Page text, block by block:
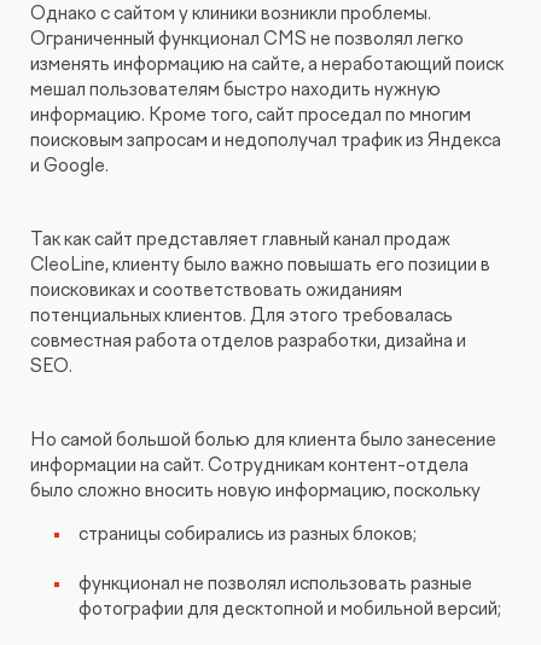
Однако с сайтом у клиники возникли проблемы.
Ограниченный функционал CMS не позволял легко
изменять информацию на сайте, а неработающий поиск
мешал пользователям быстро находить нужную
информацию. Кроме того, сайт проседал по многим
поисковым запросам и недополучал трафик из Яндекса
и Google.
Так как сайт представляет главный канал продаж
CleoLine, клиенту было важно повышать его позиции в
поисковиках и соответствовать ожиданиям
потенциальных клиентов. Для этого требовалась
совместная работа отделов разработки, дизайна и
SEO.
Но самой большой болью для клиента было занесение
информации на сайт. Сотрудникам контент-отдела
было сложно вносить новую информацию, поскольку
страницы собирались из разных блоков;
функционал не позволял использовать разные
фотографии для десктопной и мобильной версий;